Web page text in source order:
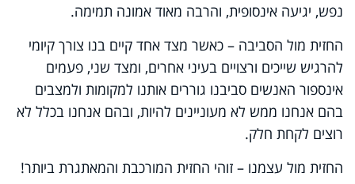
נפש, יגיעה אינסופית, והרבה מאוד אמונה תמימה.
החזית מול הסביבה – כאשר מצד אחד קיים בנו צורך קיומי
להרגיש שייכים ורצויים בעיני אחרים, ומצד שני, פעמים
אינספור האנשים סביבנו גוררים אותנו למקומות ולמצבים
בהם אנחנו ממש לא מעוניינים להיות, ובהם אנחנו בכלל לא
רוצים לקחת חלק.
החזית מול עצמנו – זוהי החזית המורכבת והמאתגרת ביותר!